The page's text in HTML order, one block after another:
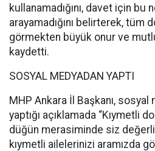
kullanamadığını, davet için bu
arayamadığını belirterek, tüm
görmekten büyük onur ve
kaydetti.
SOSYAL MEDYADAN YAPTI
MHP Ankara İl Başkanı, sosyal
yaptığı açıklamada “Kıymetli
düğün merasiminde siz değerli
kıymetli ailelerinizi aramızda